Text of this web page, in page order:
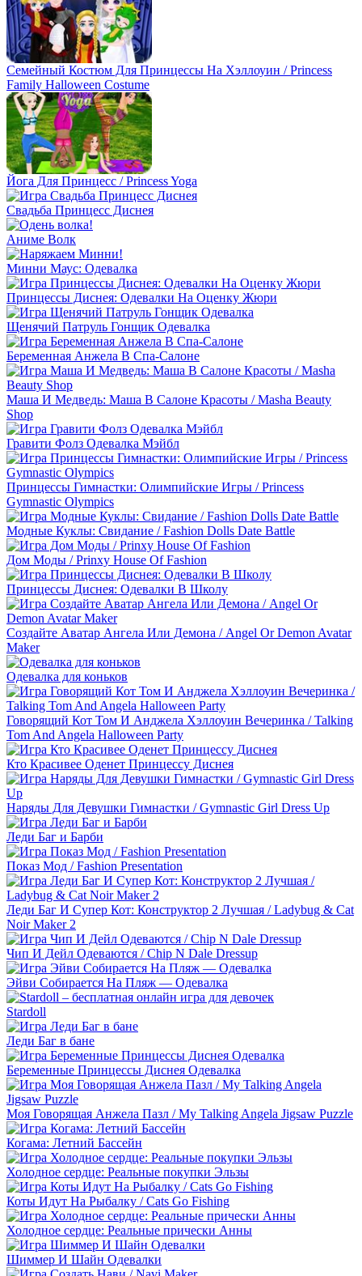
Семейный Костюм Для Принцессы На Хэллоуин / Princess
Family Halloween Costume
Йога Для Принцесс / Princess Yoga
Свадьба Принцесс Диснея
Аниме Волк
Минни Маус: Одевалка
Принцессы Диснея: Одевалки На Оценку Жюри
Щенячий Патруль Гонщик Одевалка
Беременная Анжела В Спа-Салоне
Маша И Медведь: Маша В Салоне Красоты / Masha Beauty
Shop
Гравити Фолз Одевалка Мэйбл
Принцессы Гимнастки: Олимпийские Игры / Princess
Gymnastic Olympics
Модные Куклы: Свидание / Fashion Dolls Date Battle
Дом Моды / Prinxy House Of Fashion
Принцессы Диснея: Одевалки В Школу
Создайте Аватар Ангела Или Демона / Angel Or Demon Avatar
Maker
Одевалка для коньков
Говорящий Кот Том И Анджела Хэллоуин Вечеринка / Talking
Tom And Angela Halloween Party
Кто Красивее Оденет Принцессу Диснея
Наряды Для Девушки Гимнастки / Gymnastic Girl Dress Up
Леди Баг и Барби
Показ Мод / Fashion Presentation
Леди Баг И Супер Кот: Конструктор 2 Лучшая / Ladybug & Cat
Noir Maker 2
Чип И Дейл Одеваются / Chip N Dale Dressup
Эйви Собирается На Пляж — Одевалка
Stardoll
Леди Баг в бане
Беременные Принцессы Диснея Одевалка
Моя Говорящая Анжела Пазл / My Talking Angela Jigsaw Puzzle
Когама: Летний Бассейн
Холодное сердце: Реальные покупки Эльзы
Коты Идут На Рыбалку / Cats Go Fishing
Холодное сердце: Реальные прически Анны
Шиммер И Шайн Одевалки